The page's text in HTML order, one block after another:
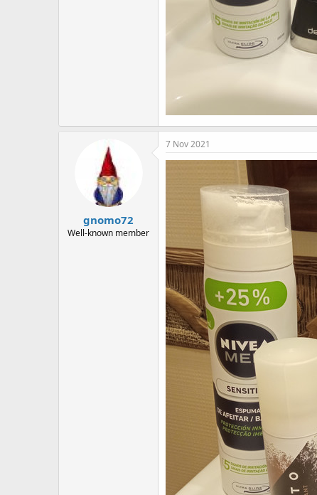
gnomo72
Well-known member
7 Nov 2021